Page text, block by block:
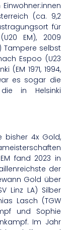
(ca. 9,2
für
EM), 2009
Tampere selbst
Espoo (U23
(EM 1971, 1994,
es sogar die
die in Helsinki
bisher 4x Gold,
fand 2023 in
der
Gold über
Linz LA) Silber
Lasch (TGW
und Sophie
Im Jahr